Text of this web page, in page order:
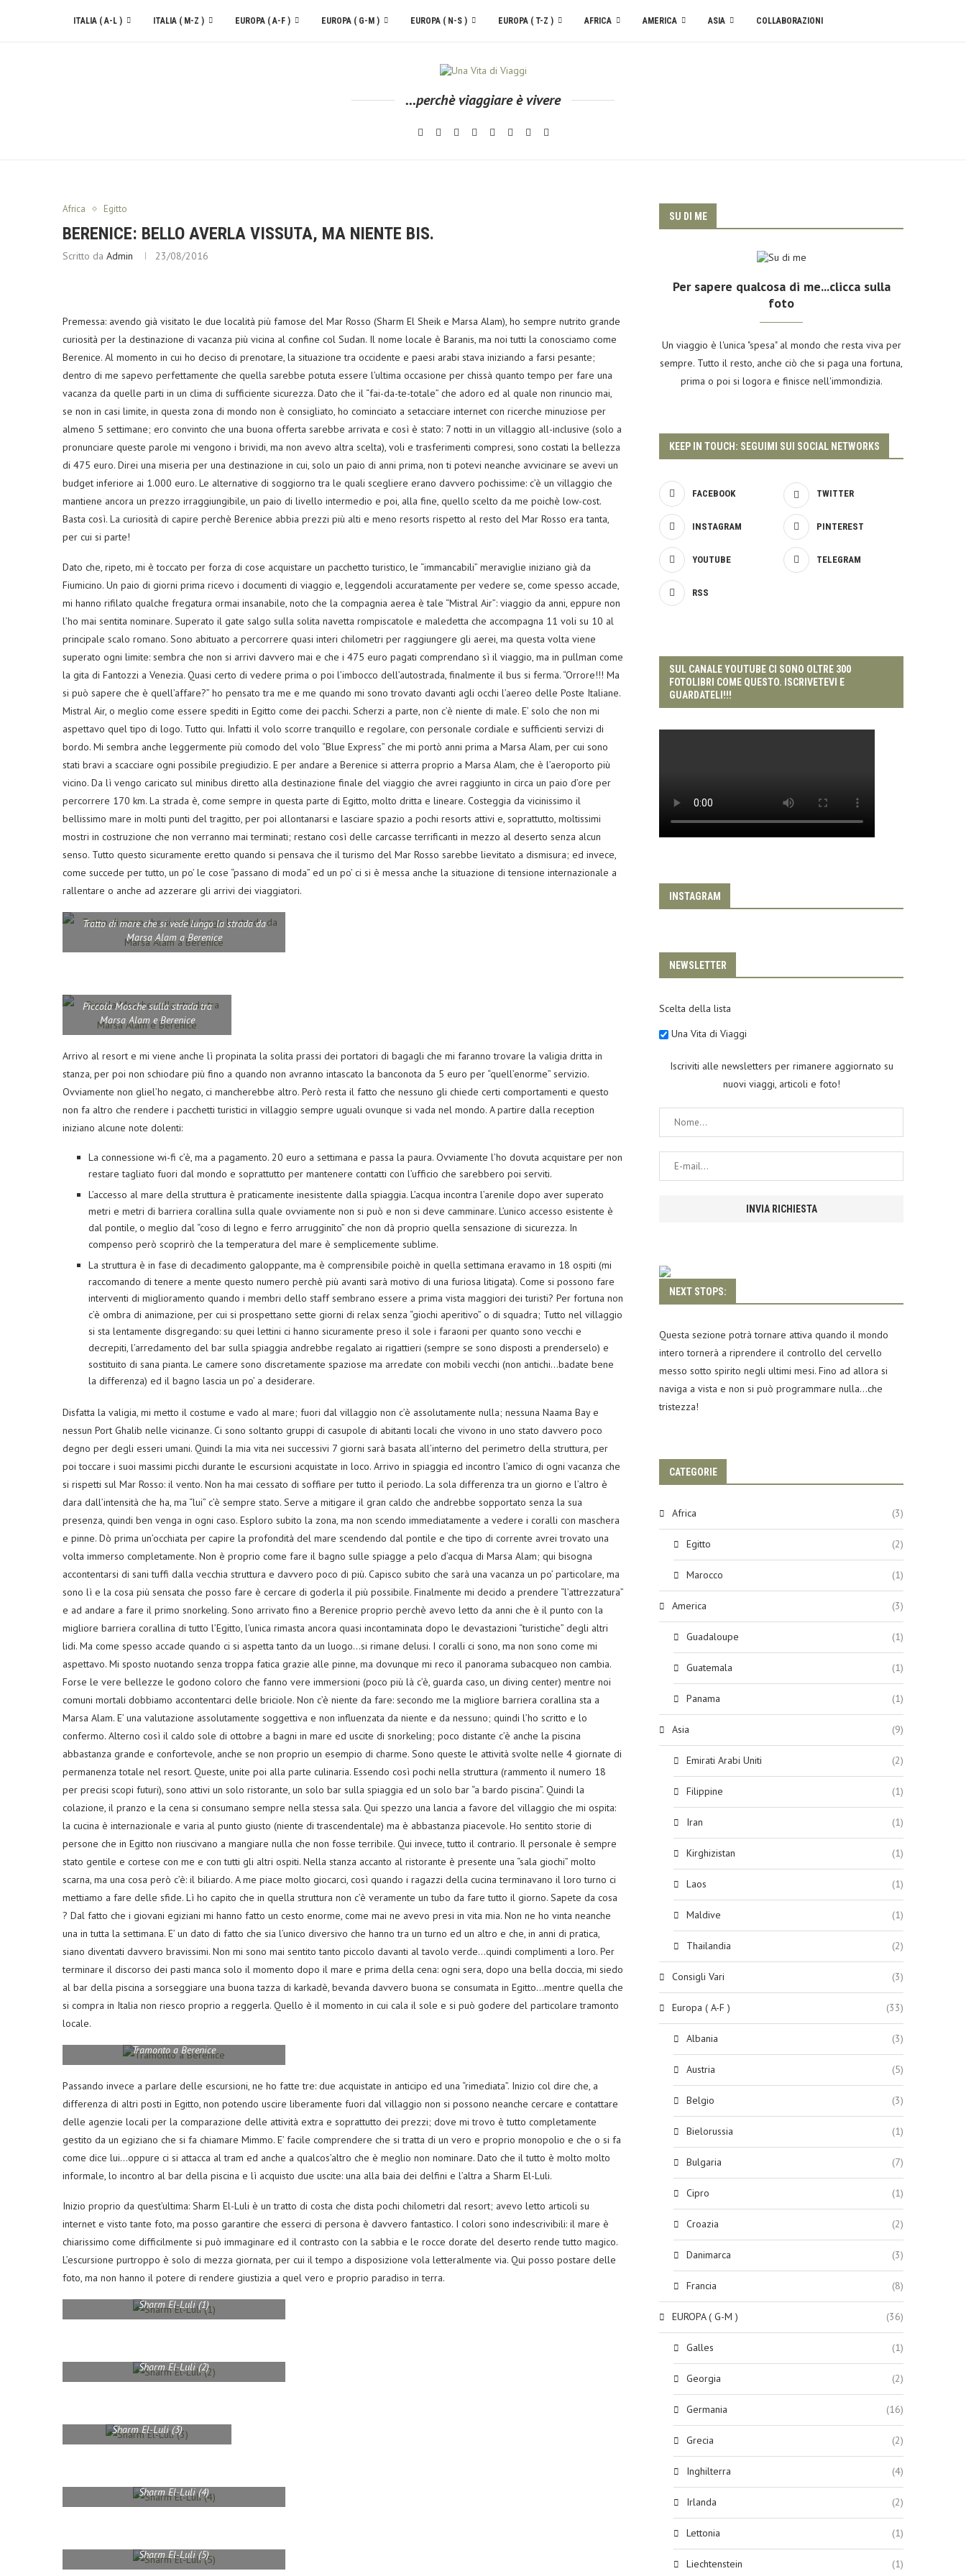
ITALIA ( A-L ) ITALIA ( M-Z ) EUROPA ( A-F ) EUROPA ( G-M ) EUROPA ( N-S ) EUROPA ( T-Z ) AFRICA AMERICA ASIA COLLABORAZIONI
...perchè viaggiare è vivere
Africa Egitto
BERENICE: BELLO AVERLA VISSUTA, MA NIENTE BIS.
Scritto da Admin 23/08/2016
Premessa: avendo già visitato le due località più famose del Mar Rosso (Sharm El Sheik e Marsa Alam), ho sempre nutrito grande
curiosità per la destinazione di vacanza più vicina al confine col Sudan. Il nome locale è Baranis, ma noi tutti la conosciamo come
Berenice. Al momento in cui ho deciso di prenotare, la situazione tra occidente e paesi arabi stava iniziando a farsi pesante;
dentro di me sapevo perfettamente che quella sarebbe potuta essere l’ultima occasione per chissà quanto tempo per fare una
vacanza da quelle parti in un clima di sufficiente sicurezza. Dato che il “fai-da-te-totale” che adoro ed al quale non rinuncio mai,
se non in casi limite, in questa zona di mondo non è consigliato, ho cominciato a setacciare internet con ricerche minuziose per
almeno 5 settimane; ero convinto che una buona offerta sarebbe arrivata e così è stato: 7 notti in un villaggio all-inclusive (solo a
pronunciare queste parole mi vengono i brividi, ma non avevo altra scelta), voli e trasferimenti compresi, sono costati la bellezza
di 475 euro. Direi una miseria per una destinazione in cui, solo un paio di anni prima, non ti potevi neanche avvicinare se avevi un
budget inferiore ai 1.000 euro. Le alternative di soggiorno tra le quali scegliere erano davvero pochissime: c’è un villaggio che
mantiene ancora un prezzo irraggiungibile, un paio di livello intermedio e poi, alla fine, quello scelto da me poichè low-cost.
Basta così. La curiosità di capire perchè Berenice abbia prezzi più alti e meno resorts rispetto al resto del Mar Rosso era tanta,
per cui si parte!
Dato che, ripeto, mi è toccato per forza di cose acquistare un pacchetto turistico, le “immancabili” meraviglie iniziano già da
Fiumicino. Un paio di giorni prima ricevo i documenti di viaggio e, leggendoli accuratamente per vedere se, come spesso accade,
mi hanno rifilato qualche fregatura ormai insanabile, noto che la compagnia aerea è tale “Mistral Air”: viaggio da anni, eppure non
l’ho mai sentita nominare. Superato il gate salgo sulla solita navetta rompiscatole e maledetta che accompagna 11 voli su 10 al
principale scalo romano. Sono abituato a percorrere quasi interi chilometri per raggiungere gli aerei, ma questa volta viene
superato ogni limite: sembra che non si arrivi davvero mai e che i 475 euro pagati comprendano sì il viaggio, ma in pullman come
la gita di Fantozzi a Venezia. Quasi certo di vedere prima o poi l’imbocco dell’autostrada, finalmente il bus si ferma. “Orrore!!! Ma
si può sapere che è quell’affare?” ho pensato tra me e me quando mi sono trovato davanti agli occhi l’aereo delle Poste Italiane.
Mistral Air, o meglio come essere spediti in Egitto come dei pacchi. Scherzi a parte, non c’è niente di male. E’ solo che non mi
aspettavo quel tipo di logo. Tutto qui. Infatti il volo scorre tranquillo e regolare, con personale cordiale e sufficienti servizi di
bordo. Mi sembra anche leggermente più comodo del volo “Blue Express” che mi portò anni prima a Marsa Alam, per cui sono
stati bravi a scacciare ogni possibile pregiudizio. E per andare a Berenice si atterra proprio a Marsa Alam, che è l’aeroporto più
vicino. Da lì vengo caricato sul minibus diretto alla destinazione finale del viaggio che avrei raggiunto in circa un paio d’ore per
percorrere 170 km. La strada è, come sempre in questa parte di Egitto, molto dritta e lineare. Costeggia da vicinissimo il
bellissimo mare in molti punti del tragitto, per poi allontanarsi e lasciare spazio a pochi resorts attivi e, soprattutto, moltissimi
mostri in costruzione che non verranno mai terminati; restano così delle carcasse terrificanti in mezzo al deserto senza alcun
senso. Tutto questo sicuramente eretto quando si pensava che il turismo del Mar Rosso sarebbe lievitato a dismisura; ed invece,
come succede per tutto, un po’ le cose “passano di moda” ed un po’ ci si è messa anche la situazione di tensione internazionale a
rallentare o anche ad azzerare gli arrivi dei viaggiatori.
Tratto di mare che si vede lungo la strada da
Marsa Alam a Berenice
Piccola Mosche sulla strada tra
Marsa Alam e Berenice
Arrivo al resort e mi viene anche lì propinata la solita prassi dei portatori di bagagli che mi faranno trovare la valigia dritta in
stanza, per poi non schiodare più fino a quando non avranno intascato la banconota da 5 euro per “quell’enorme” servizio.
Ovviamente non gliel’ho negato, ci mancherebbe altro. Però resta il fatto che nessuno gli chiede certi comportamenti e questo
non fa altro che rendere i pacchetti turistici in villaggio sempre uguali ovunque si vada nel mondo. A partire dalla reception
iniziano alcune note dolenti:
La connessione wi-fi c’è, ma a pagamento. 20 euro a settimana e passa la paura. Ovviamente l’ho dovuta acquistare per non
restare tagliato fuori dal mondo e soprattutto per mantenere contatti con l’ufficio che sarebbero poi serviti.
L’accesso al mare della struttura è praticamente inesistente dalla spiaggia. L’acqua incontra l’arenile dopo aver superato
metri e metri di barriera corallina sulla quale ovviamente non si può e non si deve camminare. L’unico accesso esistente è
dal pontile, o meglio dal “coso di legno e ferro arrugginito” che non dà proprio quella sensazione di sicurezza. In
compenso però scoprirò che la temperatura del mare è semplicemente sublime.
La struttura è in fase di decadimento galoppante, ma è comprensibile poichè in quella settimana eravamo in 18 ospiti (mi
raccomando di tenere a mente questo numero perchè più avanti sarà motivo di una furiosa litigata). Come si possono fare
interventi di miglioramento quando i membri dello staff sembrano essere a prima vista maggiori dei turisti? Per fortuna non
c’è ombra di animazione, per cui si prospettano sette giorni di relax senza “giochi aperitivo” o di squadra; Tutto nel villaggio
si sta lentamente disgregando: su quei lettini ci hanno sicuramente preso il sole i faraoni per quanto sono vecchi e
decrepiti, l’arredamento del bar sulla spiaggia andrebbe regalato ai rigattieri (sempre se sono disposti a prenderselo) e
sostituito di sana pianta. Le camere sono discretamente spaziose ma arredate con mobili vecchi (non antichi…badate bene
la differenza) ed il bagno lascia un po’ a desiderare.
Disfatta la valigia, mi metto il costume e vado al mare; fuori dal villaggio non c’è assolutamente nulla; nessuna Naama Bay e
nessun Port Ghalib nelle vicinanze. Ci sono soltanto gruppi di casupole di abitanti locali che vivono in uno stato davvero poco
degno per degli esseri umani. Quindi la mia vita nei successivi 7 giorni sarà basata all’interno del perimetro della struttura, per
poi toccare i suoi massimi picchi durante le escursioni acquistate in loco. Arrivo in spiaggia ed incontro l’amico di ogni vacanza che
si rispetti sul Mar Rosso: il vento. Non ha mai cessato di soffiare per tutto il periodo. La sola differenza tra un giorno e l’altro è
dara dall’intensità che ha, ma “lui” c’è sempre stato. Serve a mitigare il gran caldo che andrebbe sopportato senza la sua
presenza, quindi ben venga in ogni caso. Esploro subito la zona, ma non scendo immediatamente a vedere i coralli con maschera
e pinne. Dò prima un’occhiata per capire la profondità del mare scendendo dal pontile e che tipo di corrente avrei trovato una
volta immerso completamente. Non è proprio come fare il bagno sulle spiagge a pelo d’acqua di Marsa Alam; qui bisogna
accontentarsi di sani tuffi dalla vecchia struttura e davvero poco di più. Capisco subito che sarà una vacanza un po’ particolare, ma
sono lì e la cosa più sensata che posso fare è cercare di goderla il più possibile. Finalmente mi decido a prendere “l’attrezzatura”
e ad andare a fare il primo snorkeling. Sono arrivato fino a Berenice proprio perchè avevo letto da anni che è il punto con la
migliore barriera corallina di tutto l’Egitto, l’unica rimasta ancora quasi incontaminata dopo le devastazioni “turistiche” degli altri
lidi. Ma come spesso accade quando ci si aspetta tanto da un luogo…si rimane delusi. I coralli ci sono, ma non sono come mi
aspettavo. Mi sposto nuotando senza troppa fatica grazie alle pinne, ma dovunque mi reco il panorama subacqueo non cambia.
Forse le vere bellezze le godono coloro che fanno vere immersioni (poco più là c’è, guarda caso, un diving center) mentre noi
comuni mortali dobbiamo accontentarci delle briciole. Non c’è niente da fare: secondo me la migliore barriera corallina sta a
Marsa Alam. E’ una valutazione assolutamente soggettiva e non influenzata da niente e da nessuno; quindi l’ho scritto e lo
confermo. Alterno così il caldo sole di ottobre a bagni in mare ed uscite di snorkeling; poco distante c’è anche la piscina
abbastanza grande e confortevole, anche se non proprio un esempio di charme. Sono queste le attività svolte nelle 4 giornate di
permanenza totale nel resort. Queste, unite poi alla parte culinaria. Essendo così pochi nella struttura (rammento il numero 18
per precisi scopi futuri), sono attivi un solo ristorante, un solo bar sulla spiaggia ed un solo bar “a bardo piscina”. Quindi la
colazione, il pranzo e la cena si consumano sempre nella stessa sala. Qui spezzo una lancia a favore del villaggio che mi ospita:
la cucina è internazionale e varia al punto giusto (niente di trascendentale) ma è abbastanza piacevole. Ho sentito storie di
persone che in Egitto non riuscivano a mangiare nulla che non fosse terribile. Qui invece, tutto il contrario. Il personale è sempre
stato gentile e cortese con me e con tutti gli altri ospiti. Nella stanza accanto al ristorante è presente una “sala giochi” molto
scarna, ma una cosa però c’è: il biliardo. A me piace molto giocarci, così quando i ragazzi della cucina terminavano il loro turno ci
mettiamo a fare delle sfide. Lì ho capito che in quella struttura non c’è veramente un tubo da fare tutto il giorno. Sapete da cosa
? Dal fatto che i giovani egiziani mi hanno fatto un cesto enorme, come mai ne avevo presi in vita mia. Non ne ho vinta neanche
una in tutta la settimana. E’ un dato di fatto che sia l’unico diversivo che hanno tra un turno ed un altro e che, in anni di pratica,
siano diventati davvero bravissimi. Non mi sono mai sentito tanto piccolo davanti al tavolo verde…quindi complimenti a loro. Per
terminare il discorso dei pasti manca solo il momento dopo il mare e prima della cena: ogni sera, dopo una bella doccia, mi siedo
al bar della piscina a sorseggiare una buona tazza di karkadè, bevanda davvero buona se consumata in Egitto…mentre quella che
si compra in Italia non riesco proprio a reggerla. Quello è il momento in cui cala il sole e si può godere del particolare tramonto
locale.
Tramonto a Berenice
Passando invece a parlare delle escursioni, ne ho fatte tre: due acquistate in anticipo ed una “rimediata”. Inizio col dire che, a
differenza di altri posti in Egitto, non potendo uscire liberamente fuori dal villaggio non si possono neanche cercare e contattare
delle agenzie locali per la comparazione delle attività extra e soprattutto dei prezzi; dove mi trovo è tutto completamente
gestito da un egiziano che si fa chiamare Mimmo. E’ facile comprendere che si tratta di un vero e proprio monopolio e che o si fa
come dice lui…oppure ci si attacca al tram ed anche a qualcos’altro che è meglio non nominare. Dato che il tutto è molto molto
informale, lo incontro al bar della piscina e lì acquisto due uscite: una alla baia dei delfini e l’altra a Sharm El-Luli.
Inizio proprio da quest’ultima: Sharm El-Luli è un tratto di costa che dista pochi chilometri dal resort; avevo letto articoli su
internet e visto tante foto, ma posso garantire che esserci di persona è davvero fantastico. I colori sono indescrivibili: il mare è
chiarissimo come difficilmente si può immaginare ed il contrasto con la sabbia e le rocce dorate del deserto rende tutto magico.
L’escursione purtroppo è solo di mezza giornata, per cui il tempo a disposizione vola letteralmente via. Qui posso postare delle
foto, ma non hanno il potere di rendere giustizia a quel vero e proprio paradiso in terra.
Sharm El-Luli (1)
Sharm El-Luli (2)
Sharm El-Luli (3)
Sharm El-Luli (4)
Sharm El-Luli (5)
SU DI ME
Per sapere qualcosa di me...clicca sulla
foto
Un viaggio è l'unica "spesa" al mondo che resta viva per
sempre. Tutto il resto, anche ciò che si paga una fortuna,
prima o poi si logora e finisce nell'immondizia.
KEEP IN TOUCH: SEGUIMI SUI SOCIAL NETWORKS
FACEBOOK TWITTER
INSTAGRAM PINTEREST
YOUTUBE TELEGRAM
RSS
SUL CANALE YOUTUBE CI SONO OLTRE 300
FOTOLIBRI COME QUESTO. ISCRIVETEVI E
GUARDATELI!!!
INSTAGRAM
NEWSLETTER
Scelta della lista
Una Vita di Viaggi
Iscriviti alle newsletters per rimanere aggiornato su
nuovi viaggi, articoli e foto!
NEXT STOPS:
Questa sezione potrà tornare attiva quando il mondo
intero tornerà a riprendere il controllo del cervello
messo sotto spirito negli ultimi mesi. Fino ad allora si
naviga a vista e non si può programmare nulla…che
tristezza!
CATEGORIE
Africa (3)
Egitto (2)
Marocco (1)
America (3)
Guadaloupe (1)
Guatemala (1)
Panama (1)
Asia (9)
Emirati Arabi Uniti (2)
Filippine (1)
Iran (1)
Kirghizistan (1)
Laos (1)
Maldive (1)
Thailandia (2)
Consigli Vari (3)
Europa ( A-F ) (33)
Albania (3)
Austria (5)
Belgio (3)
Bielorussia (1)
Bulgaria (7)
Cipro (1)
Croazia (2)
Danimarca (3)
Francia (8)
EUROPA ( G-M ) (36)
Galles (1)
Georgia (2)
Germania (16)
Grecia (2)
Inghilterra (4)
Irlanda (2)
Lettonia (1)
Liechtenstein (1)